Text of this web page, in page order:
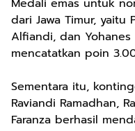
Medali emas untuk
dari Jawa Timur, yaitu
Alfiandi, dan Yohanes
mencatatkan poin
Sementara itu,
Raviandi Ramadhan,
Faranza berhasil